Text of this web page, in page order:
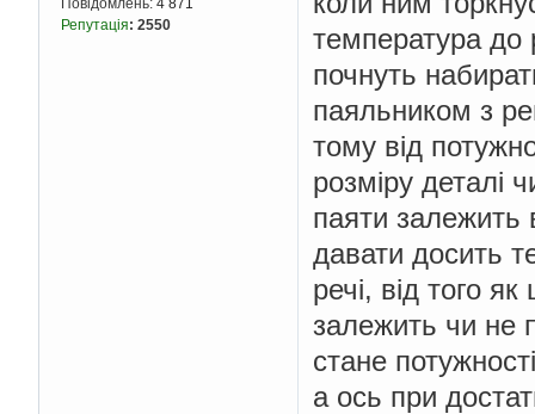
Повідомлень: 4 871
Репутація: 2550
температура до
почнуть
паяльником з
тому від
розміру деталі
паяти залежить
давати досить
речі, від того
залежить чи не
стане
а ось при